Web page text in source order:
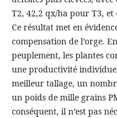
T2, 42,2 qx/ha pour T3,
Ce résultat met en
compensation de l’orge.
peuplement, les plantes
une productivité
meilleur tallage, un
un poids de mille grains
conséquent, il n’est pas